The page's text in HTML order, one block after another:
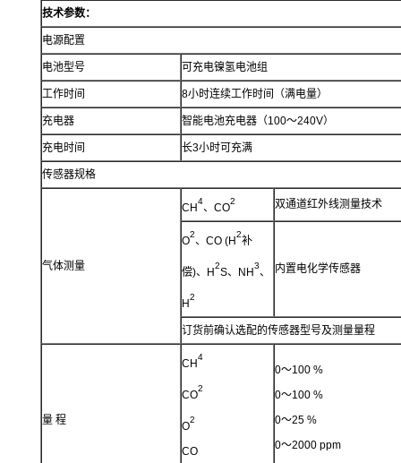
技术参数：
电源配置
电池型号 可充电镍氢电池组
工作时间 8小时连续工作时间（满电量）
充电器 智能电池充电器（100～240V）
充电时间 长3小时可充满
传感器规格
气体测量
CH
4
、CO
2 双通道红外线测量技术
O
2
、CO (H
2
补
偿)、H
2
S、NH
3
、
H
2
内置电化学传感器
订货前确认选配的传感器型号及测量量程
量 程
CH
4
CO
2
O
2
CO
0～100 %
0～100 %
0～25 %
0～2000 ppm